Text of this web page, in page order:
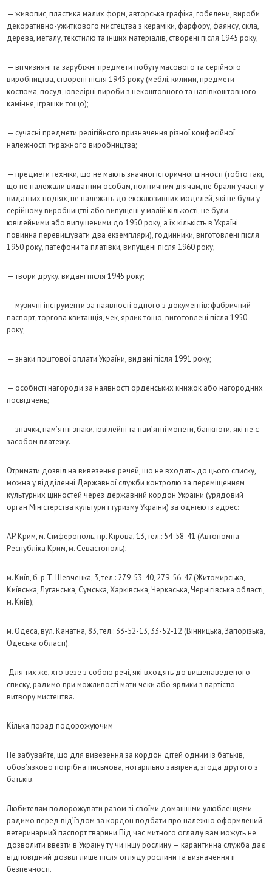
— живопис, пластика малих форм, авторська графіка, гобелени, вироби
декоративно-ужиткового мистецтва з кераміки, фарфору, фаянсу, скла,
дерева, металу, текстилю та інших матеріалів, створені після 1945 року;
— вітчизняні та зарубіжні предмети побуту масового та серійного
виробництва, створені після 1945 року (меблі, килими, предмети
костюма, посуд, ювелірні вироби з некоштовного та напівкоштовного
каміння, іграшки тощо);
— сучасні предмети релігійного призначення різної конфесійної
належності тиражного виробництва;
— предмети техніки, що не мають значної історичної цінності (тобто такі,
що не належали видатним особам, політичним діячам, не брали участі у
видатних подіях, не належать до ексклюзивних моделей, які не були у
серійному виробництві або випущені у малій кількості, не були
ювілейними або випущеними до 1950 року, а їх кількість в Україні
повинна перевищувати два екземпляри), годинники, виготовлені після
1950 року, патефони та платівки, випущені після 1960 року;
— твори друку, видані після 1945 року;
— музичні інструменти за наявності одного з документів: фабричний
паспорт, торгова квитанція, чек, ярлик тощо, виготовлені після 1950
року;
— знаки поштової оплати України, видані після 1991 року;
— особисті нагороди за наявності орденських книжок або нагородних
посвідчень;
— значки, пам’ятні знаки, ювілейні та пам’ятні монети, банкноти, які не є
засобом платежу.
Отримати дозвіл на вивезення речей, що не входять до цього списку,
можна у відділенні Державної служби контролю за переміщенням
культурних цінностей через державний кордон України (урядовий
орган Міністерства культури і туризму України) за однією із адрес:
АР Крим, м. Сімферополь, пр. Кірова, 13, тел.: 54-58-41 (Автономна
Республіка Крим, м. Севастополь);
м. Київ, б-р Т. Шевченка, 3, тел.: 279-53-40, 279-56-47 (Житомирська,
Київська, Луганська, Сумська, Харківська, Черкаська, Чернігівська області,
м. Київ);
м. Одеса, вул. Канатна, 83, тел.: 33-52-13, 33-52-12 (Вінницька, Запорізька,
Одеська області).
Для тих же, хто везе з собою речі, які входять до вищенаведеного
списку, радимо при можливості мати чеки або ярлики з вартістю
витвору мистецтва.
Кілька порад подорожуючим
Не забувайте, що для вивезення за кордон дітей одним із батьків,
обов’язково потрібна письмова, нотарільно завірена, згода другого з
батьків.
Любителям подорожувати разом зі своїми домашніми улюбленцями
радимо перед від’їздом за кордон подбати про належно оформлений
ветеринарний паспорт тварини.Під час митного огляду вам можуть не
дозволити ввезти в Україну ту чи іншу рослину — карантинна служба дає
відповідний дозвіл лише після огляду рослини та визначення її
безпечності.